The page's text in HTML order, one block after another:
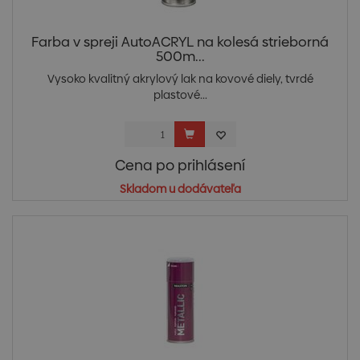
Farba v spreji AutoACRYL na kolesá strieborná
500m...
Vysoko kvalitný akrylový lak na kovové diely, tvrdé
plastové...
Cena po prihlásení
Skladom u dodávateľa